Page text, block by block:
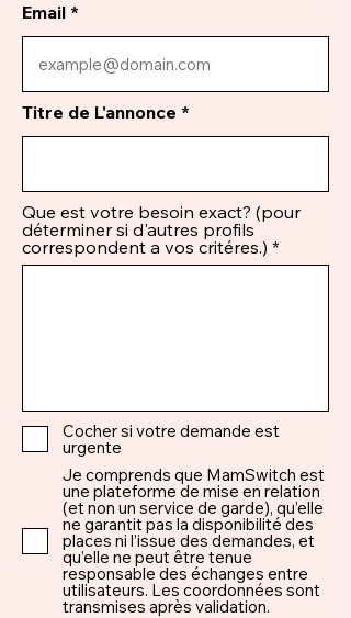
Email
Titre de L'annonce
Que est votre besoin exact? (pour
déterminer si d'autres profils
correspondent a vos critéres.)
Cocher si votre demande est
urgente
Je comprends que MamSwitch est
une plateforme de mise en relation
(et non un service de garde), qu’elle
ne garantit pas la disponibilité des
places ni l’issue des demandes, et
qu’elle ne peut être tenue
responsable des échanges entre
utilisateurs. Les coordonnées sont
transmises après validation.